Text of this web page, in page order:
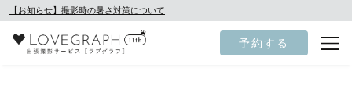
【お知らせ】撮影時の暑さ対策について
予約する